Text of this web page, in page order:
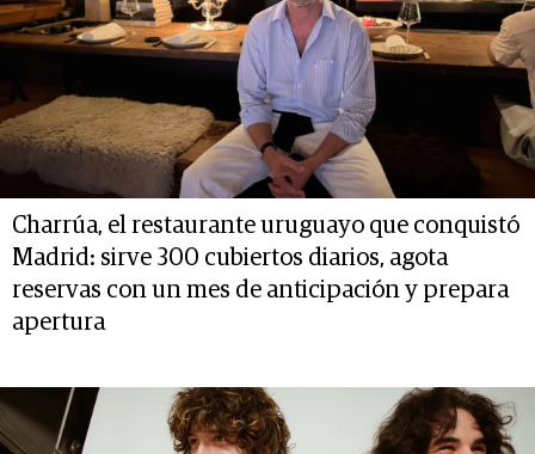
Charrúa, el restaurante uruguayo que conquistó
Madrid: sirve 300 cubiertos diarios, agota
reservas con un mes de anticipación y prepara
apertura